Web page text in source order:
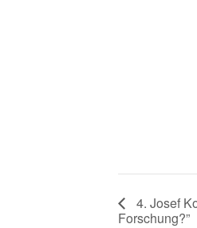
4. Josef
Forschung?”